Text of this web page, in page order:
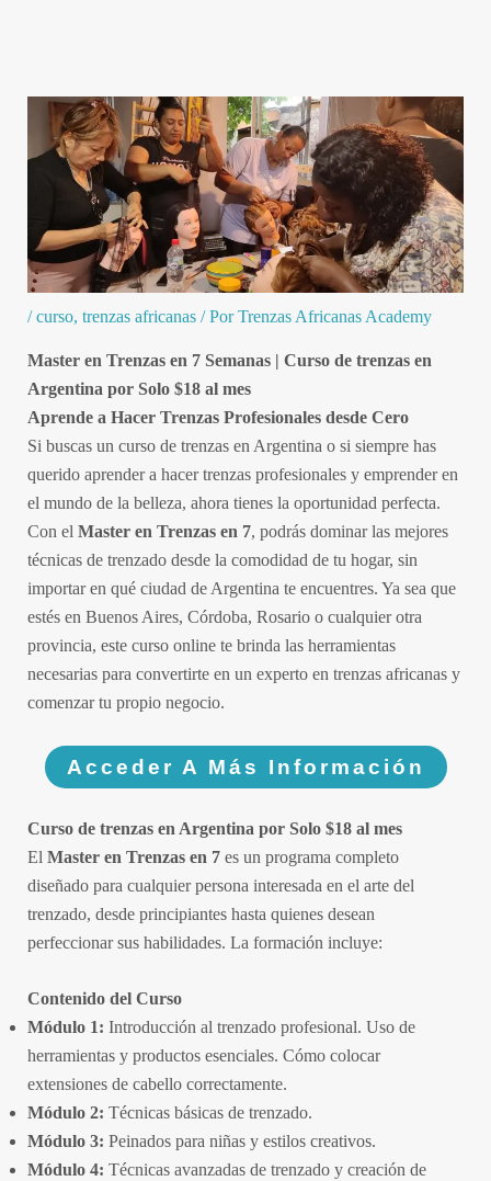
/curso, trenzas africanas/ PorTrenzas Africanas Academy
Master en Trenzas en 7 Semanas | Curso de trenzas en
Argentina por Solo $18 al mes
Aprende a Hacer Trenzas Profesionales desde Cero
Si buscas un curso de trenzas en Argentina o si siempre has
querido aprender a hacer trenzas profesionales y emprender en
el mundo de la belleza, ahora tienes la oportunidad perfecta.
Con el Master en Trenzas en 7, podrás dominar las mejores
técnicas de trenzado desde la comodidad de tu hogar, sin
importar en qué ciudad de Argentina te encuentres. Ya sea que
estés en Buenos Aires, Córdoba, Rosario o cualquier otra
provincia, este curso online te brinda las herramientas
necesarias para convertirte en un experto en trenzas africanas y
comenzar tu propio negocio.
Acceder A Más Información
Curso de trenzas en Argentina por Solo $18 al mes
El Master en Trenzas en 7es un programa completo
diseñado para cualquier persona interesada en el arte del
trenzado, desde principiantes hasta quienes desean
perfeccionar sus habilidades. La formación incluye:
Contenido del Curso
Módulo 1: Introducción al trenzado profesional. Uso de
herramientas y productos esenciales. Cómo colocar
extensiones de cabello correctamente.
Módulo 2: Técnicas básicas de trenzado.
Módulo 3: Peinados para niñas y estilos creativos.
Módulo 4: Técnicas avanzadas de trenzado y creación de